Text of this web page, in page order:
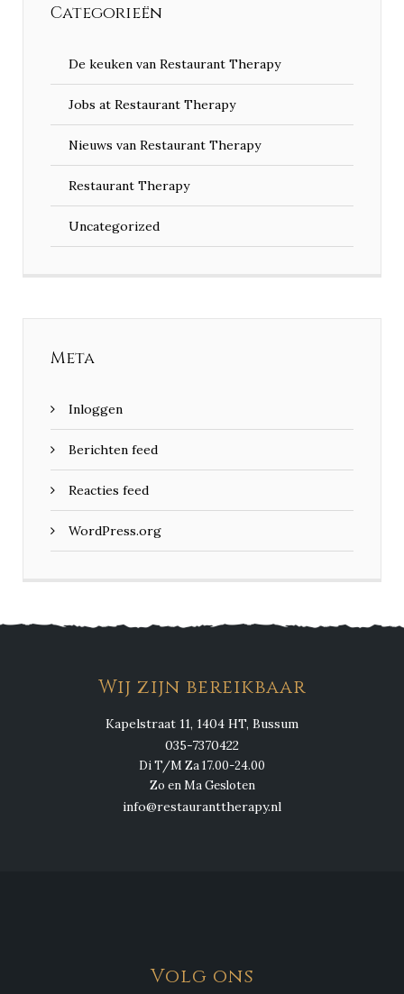
Categorieën
De keuken van Restaurant Therapy
Jobs at Restaurant Therapy
Nieuws van Restaurant Therapy
Restaurant Therapy
Uncategorized
Meta
Inloggen
Berichten feed
Reacties feed
WordPress.org
Wij zijn bereikbaar
Kapelstraat 11, 1404 HT, Bussum
035-7370422
Di T/M Za 17.00-24.00
Zo en Ma Gesloten
info@restauranttherapy.nl
Volg ons